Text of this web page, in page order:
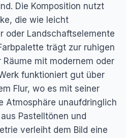
Die Komposition nutzt
die wie leicht
oder Landschaftselemente
trägt zur ruhigen
mit modernem oder
funktioniert gut über
Flur, wo es mit seiner
Atmosphäre unaufdringlich
Pastelltönen und
verleiht dem Bild eine